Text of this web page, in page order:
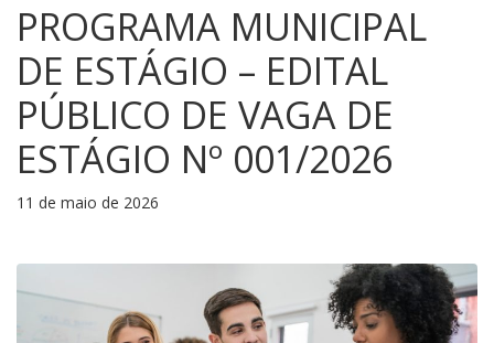
PROGRAMA MUNICIPAL
DE ESTÁGIO – EDITAL
PÚBLICO DE VAGA DE
ESTÁGIO Nº 001/2026
11 de maio de 2026